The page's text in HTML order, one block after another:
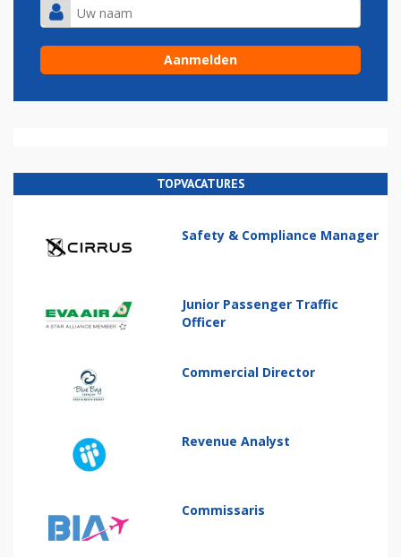
TOPVACATURES
Safety & Compliance Manager
Junior Passenger Traffic
Officer
Commercial Director
Revenue Analyst
Commissaris